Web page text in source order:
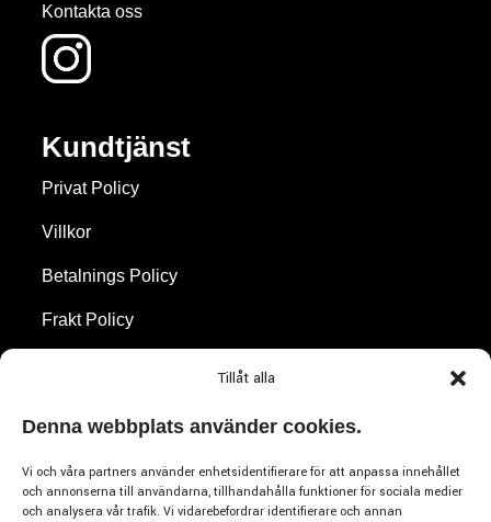
Tillåt alla
Denna webbplats använder cookies.
Vi och våra partners använder enhetsidentifierare för att anpassa innehållet
och annonserna till användarna, tillhandahålla funktioner för sociala medier
och analysera vår trafik. Vi vidarebefordrar identifierare och annan
Kontakta oss
Kundtjänst
Privat Policy
Villkor
Betalnings Policy
Frakt Policy
Varumärken